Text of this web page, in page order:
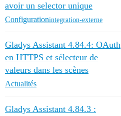
avoir un selector unique
Configurationintegration-externe
Gladys Assistant 4.84.4: OAuth
en HTTPS et sélecteur de
valeurs dans les scènes
Actualités
Gladys Assistant 4.84.3 :